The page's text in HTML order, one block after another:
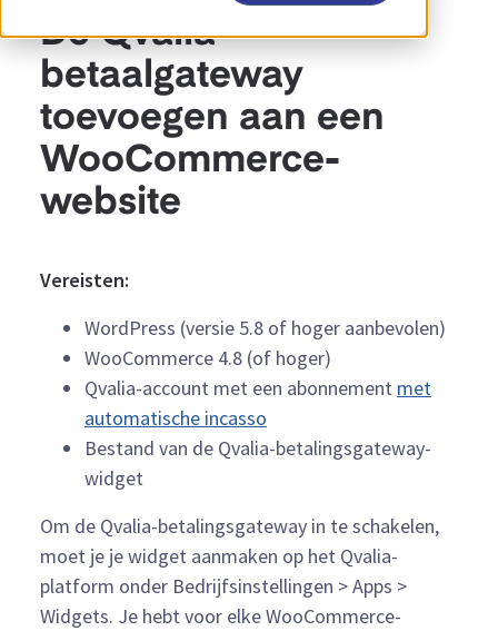
De Qvalia-
betaalgateway
toevoegen aan een
WooCommerce-
website
Vereisten:
WordPress (versie 5.8 of hoger aanbevolen)
WooCommerce 4.8 (of hoger)
Qvalia-account met een abonnement met
automatische incasso
Bestand van de Qvalia-betalingsgateway-
widget
Om de Qvalia-betalingsgateway in te schakelen,
moet je je widget aanmaken op het Qvalia-
platform onder Bedrijfsinstellingen > Apps >
Widgets. Je hebt voor elke WooCommerce-